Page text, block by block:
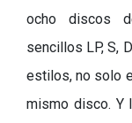
ocho discos
sencillos LP, S,
estilos, no solo
mismo disco. Y